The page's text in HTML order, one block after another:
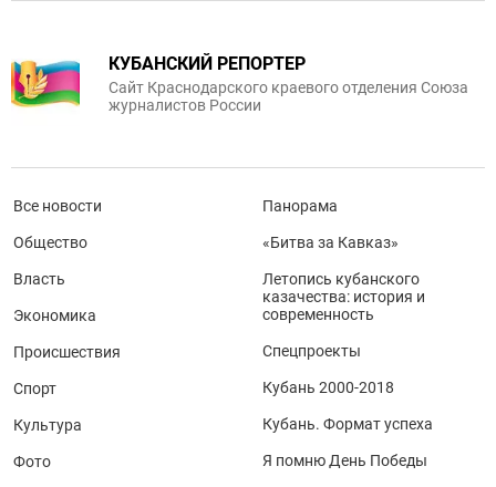
КУБАНСКИЙ РЕПОРТЕР
Сайт Краснодарского краевого отделения Союза
журналистов России
Все новости
Общество
Власть
Экономика
Происшествия
Спорт
Культура
Фото
Панорама
«Битва за Кавказ»
Летопись кубанского
казачества: история и
современность
Спецпроекты
Кубань 2000-2018
Кубань. Формат успеха
Я помню День Победы